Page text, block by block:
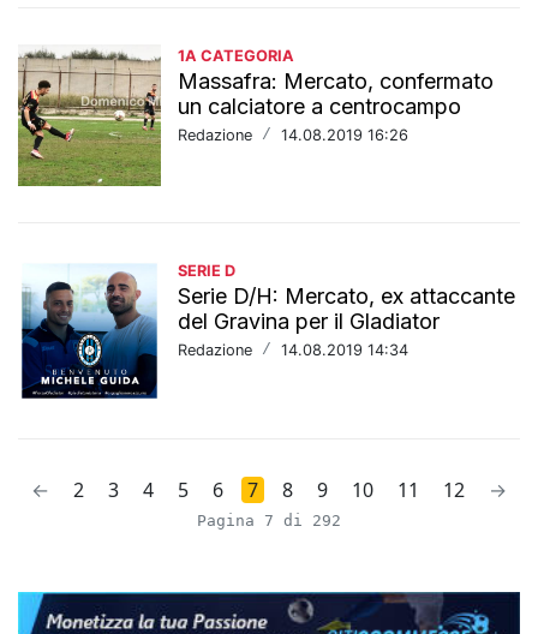
1A CATEGORIA
Massafra: Mercato, confermato
un calciatore a centrocampo
Redazione / 14.08.2019 16:26
SERIE D
Serie D/H: Mercato, ex attaccante
del Gravina per il Gladiator
Redazione / 14.08.2019 14:34
← 2 3 4 5 6 7 8 9 10 11 12 →
Pagina 7 di 292